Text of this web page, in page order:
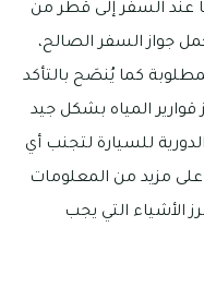
عند السفر إلى قطر من
جواز السفر الصالح،
كما يُنصَح بالتأكد
قوارير المياه بشكل جيد
للسيارة لتجنب أي
مزيد من المعلومات
الأشياء التي يجب